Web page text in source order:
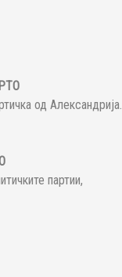
од Александрија.
партии,